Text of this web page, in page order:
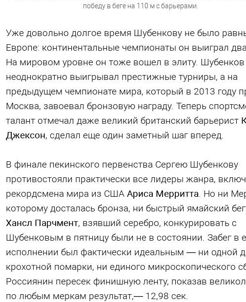
победу в беге на 110 м с барьерами.
Уже довольно долгое время Шубенкову не было
Европе: континентальные чемпионаты он выиграл
На мировом уровне он тоже вошел в элиту. Шубенков
неоднократно выигрывал престижные турниры, а на
предыдущем чемпионате мира, который в 2013 году
Москва, завоевал бронзовую награду. Теперь
талант отмечал даже великий британский барьерист
Джексон, сделал еще один заметный шаг вперед.
В финале пекинского первенства Сергею Шубенкову
противостояли практически все лидеры жанра,
рекордсмена мира из США Ариса Мерритта. Но ни
которому досталась бронза, ни быстрый ямайский
Хансл Парчмент, взявший серебро, конкурировать с
Шубенковым в пятницу были не в состоянии. Забег в
исполнении был фактически идеальным — ни одной
крохотной помарки, ни единого микроскопического
Россиянин пересек финишную ленту, показав
по любым меркам результат,— 12,98 сек.